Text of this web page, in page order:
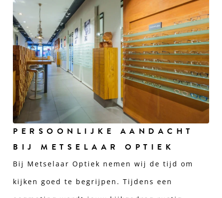
PERSOONLIJKE AANDACHT
BIJ METSELAAR OPTIEK
Bij Metselaar Optiek nemen wij de tijd om
kijken goed te begrijpen. Tijdens een